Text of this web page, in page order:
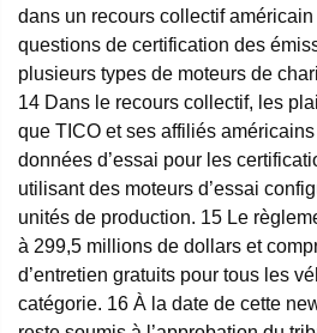
dans un recours collectif
questions de certification des
plusieurs types de moteurs de
14 Dans le recours collectif, les
que TICO et ses affiliés
données d’essai pour les
utilisant des moteurs d’essai
unités de production. 15 Le
à 299,5 millions de dollars et
d’entretien gratuits pour tous les
catégorie. 16 À la date de cette